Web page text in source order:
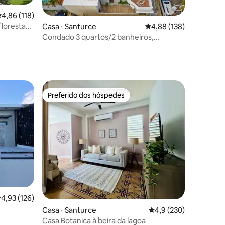
de uma avaliação média de 5, 118 avaliações
4,86 (118)
Casa ⋅ Santurce 4,88 de uma avaliação
4,88 (138)
Condado 3 quartos/2 banheiros,
de uma avaliação média de 5, 126 avaliações
4,93 (126)
Preferido dos hóspedes
Preferido dos hóspedes
Casa ⋅ Santurce 4,9 de uma avaliação
4,9 (230)
Casa Botanica à beira da lagoa